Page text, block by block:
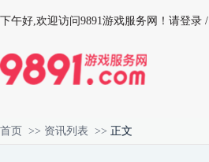
下午好,欢迎访问9891游戏服务网！ 请登录 /
首页 >> 资讯列表 >> 正文